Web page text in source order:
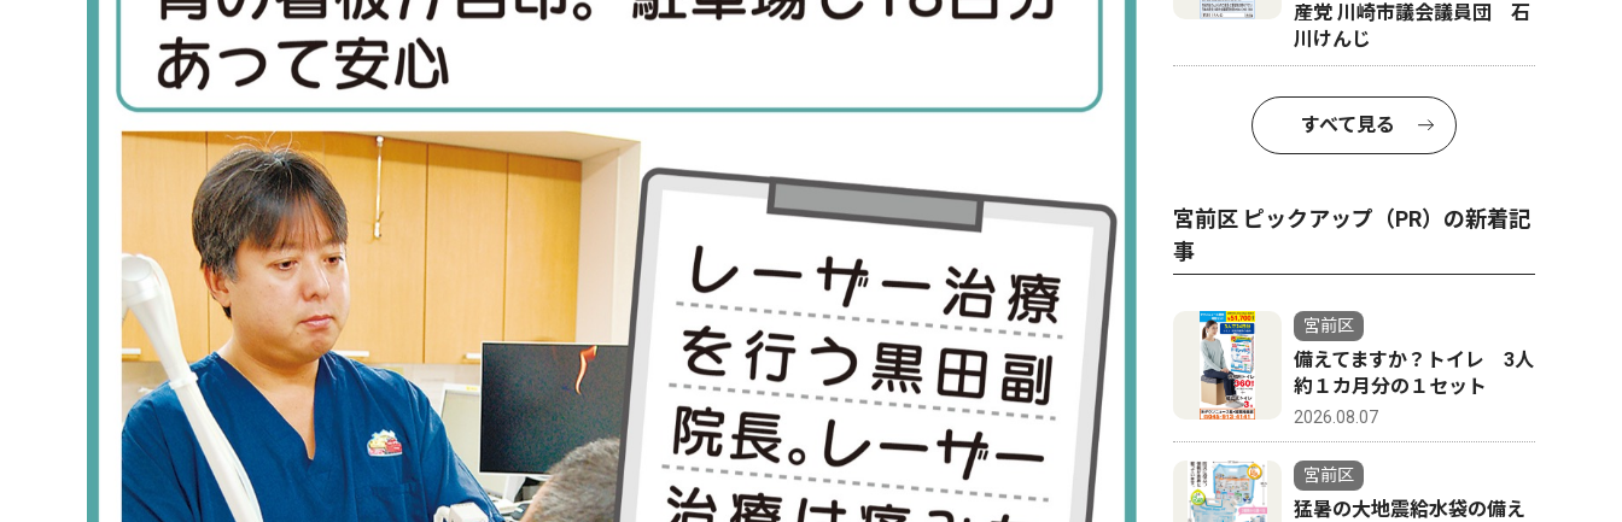
産党 川崎市議会議員団 石
川けんじ
すべて見る
宮前区 ピックアップ（PR）の新着記
事
宮前区
備えてますか？トイレ 3人
約１カ月分の１セット
2026.08.07
宮前区
猛暑の大地震給水袋の備え